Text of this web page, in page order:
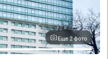
Еще 2 фото